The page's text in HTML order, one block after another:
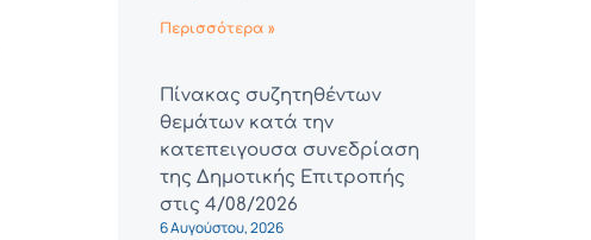
Περισσότερα »
Πίνακας συζητηθέντων
θεμάτων κατά την
κατεπειγουσα συνεδρίαση
της Δημοτικής Επιτροπής
στις 4/08/2026
6 Αυγούστου, 2026